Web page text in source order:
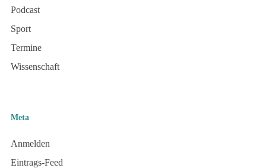
Podcast
Sport
Termine
Wissenschaft
Meta
Anmelden
Eintrags-Feed